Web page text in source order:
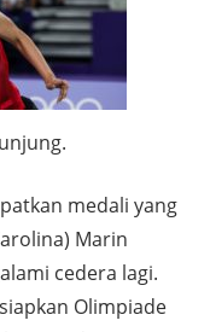
medali yang
Marin
cedera lagi.
Olimpiade